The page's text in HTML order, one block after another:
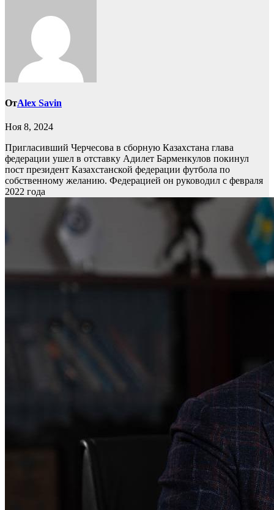
ОтAlex Savin
Ноя 8, 2024
Пригласивший Черчесова в сборную Казахстана глава
федерации ушел в отставку Адилет Барменкулов покинул
пост президент Казахстанской федерации футбола по
собственному желанию. Федерацией он руководил с февраля
2022 года